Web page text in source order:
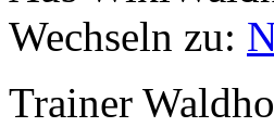
Wechseln zu:
Trainer